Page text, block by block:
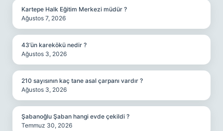
Kartepe Halk Eğitim Merkezi müdür ?
Ağustos 7, 2026
43’ün karekökü nedir ?
Ağustos 3, 2026
210 sayısının kaç tane asal çarpanı vardır ?
Ağustos 3, 2026
Şabanoğlu Şaban hangi evde çekildi ?
Temmuz 30, 2026